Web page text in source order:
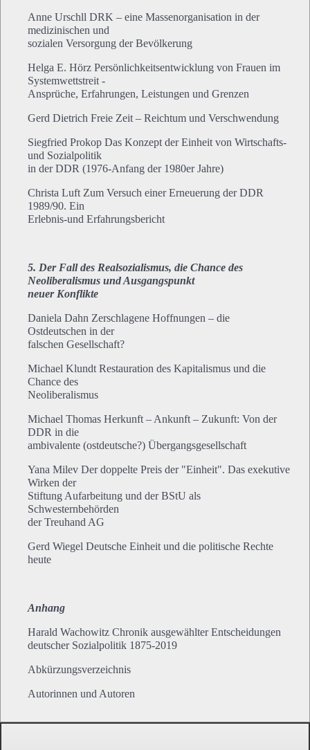
Anne Urschll DRK – eine Massenorganisation in der
medizinischen und
sozialen Versorgung der Bevölkerung
Helga E. Hörz Persönlichkeitsentwicklung von Frauen im
Systemwettstreit -
Ansprüche, Erfahrungen, Leistungen und Grenzen
Gerd Dietrich Freie Zeit – Reichtum und Verschwendung
Siegfried Prokop Das Konzept der Einheit von Wirtschafts-
und Sozialpolitik
in der DDR (1976-Anfang der 1980er Jahre)
Christa Luft Zum Versuch einer Erneuerung der DDR
1989/90. Ein
Erlebnis-und Erfahrungsbericht
5. Der Fall des Realsozialismus, die Chance des
Neoliberalismus und Ausgangspunkt
neuer Konflikte
Daniela Dahn Zerschlagene Hoffnungen – die
Ostdeutschen in der
falschen Gesellschaft?
Michael Klundt Restauration des Kapitalismus und die
Chance des
Neoliberalismus
Michael Thomas Herkunft – Ankunft – Zukunft: Von der
DDR in die
ambivalente (ostdeutsche?) Übergangsgesellschaft
Yana Milev Der doppelte Preis der "Einheit". Das exekutive
Wirken der
Stiftung Aufarbeitung und der BStU als
Schwesternbehörden
der Treuhand AG
Gerd Wiegel Deutsche Einheit und die politische Rechte
heute
Anhang
Harald Wachowitz Chronik ausgewählter Entscheidungen
deutscher Sozialpolitik 1875-2019
Abkürzungsverzeichnis
Autorinnen und Autoren